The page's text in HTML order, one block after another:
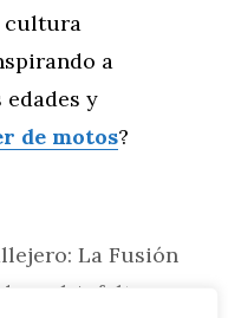
cultura
a
y
de motos?
La Fusión
en el Asfalto